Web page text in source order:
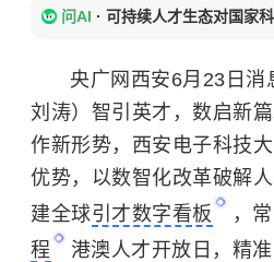
问AI · 可持续人才生态对国家
央广网西安6月23日消
刘涛）智引英才，数启新
作新形势，西安电子科技
优势，以数智化改革破解
建全球引才数字看板 ，
程
港澳人才开放日，精